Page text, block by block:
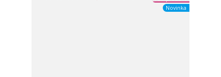
Novinka